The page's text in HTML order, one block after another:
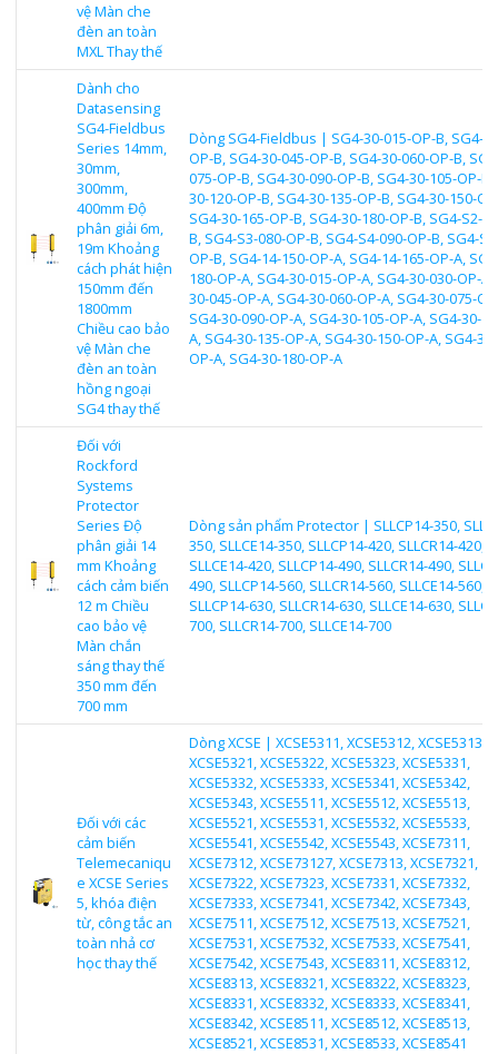
vệ Màn che
đèn an toàn
MXL Thay thế
Dành cho
Datasensing
SG4-Fieldbus
Series 14mm,
30mm,
300mm,
400mm Độ
phân giải 6m,
19m Khoảng
cách phát hiện
150mm đến
1800mm
Chiều cao bảo
vệ Màn che
đèn an toàn
hồng ngoại
SG4 thay thế
Dòng SG4-Fieldbus | SG4-30-015-OP-B, SG4-
OP-B, SG4-30-045-OP-B, SG4-30-060-OP-B,
075-OP-B, SG4-30-090-OP-B, SG4-30-105-OP-B,
30-120-OP-B, SG4-30-135-OP-B, SG4-30-150-
SG4-30-165-OP-B, SG4-30-180-OP-B, SG4-S2-
B, SG4-S3-080-OP-B, SG4-S4-090-OP-B, SG4-
OP-B, SG4-14-150-OP-A, SG4-14-165-OP-A,
180-OP-A, SG4-30-015-OP-A, SG4-30-030-OP-A,
30-045-OP-A, SG4-30-060-OP-A, SG4-30-075-
SG4-30-090-OP-A, SG4-30-105-OP-A, SG4-30-
A, SG4-30-135-OP-A, SG4-30-150-OP-A, SG4-
OP-A, SG4-30-180-OP-A
Đối với
Rockford
Systems
Protector
Series Độ
phân giải 14
mm Khoảng
cách cảm biến
12 m Chiều
cao bảo vệ
Màn chắn
sáng thay thế
350 mm đến
700 mm
Dòng sản phẩm Protector | SLLCP14-350,
350, SLLCE14-350, SLLCP14-420, SLLCR14-420,
SLLCE14-420, SLLCP14-490, SLLCR14-490,
490, SLLCP14-560, SLLCR14-560, SLLCE14-560,
SLLCP14-630, SLLCR14-630, SLLCE14-630,
700, SLLCR14-700, SLLCE14-700
Đối với các
cảm biến
Telemecaniqu
e XCSE Series
5, khóa điện
từ, công tắc an
toàn nhả cơ
học thay thế
Dòng XCSE | XCSE5311, XCSE5312, XCSE5313,
XCSE5321, XCSE5322, XCSE5323, XCSE5331,
XCSE5332, XCSE5333, XCSE5341, XCSE5342,
XCSE5343, XCSE5511, XCSE5512, XCSE5513,
XCSE5521, XCSE5531, XCSE5532, XCSE5533,
XCSE5541, XCSE5542, XCSE5543, XCSE7311,
XCSE7312, XCSE73127, XCSE7313, XCSE7321,
XCSE7322, XCSE7323, XCSE7331, XCSE7332,
XCSE7333, XCSE7341, XCSE7342, XCSE7343,
XCSE7511, XCSE7512, XCSE7513, XCSE7521,
XCSE7531, XCSE7532, XCSE7533, XCSE7541,
XCSE7542, XCSE7543, XCSE8311, XCSE8312,
XCSE8313, XCSE8321, XCSE8322, XCSE8323,
XCSE8331, XCSE8332, XCSE8333, XCSE8341,
XCSE8342, XCSE8511, XCSE8512, XCSE8513,
XCSE8521, XCSE8531, XCSE8533, XCSE8541